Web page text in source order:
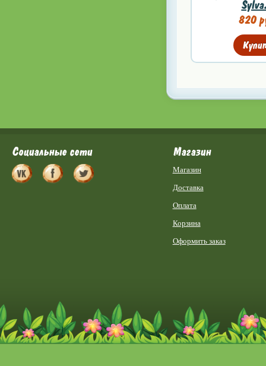
820
Социальные сети Магазин
Магазин
Доставка
Оплата
Корзина
Оформить заказ